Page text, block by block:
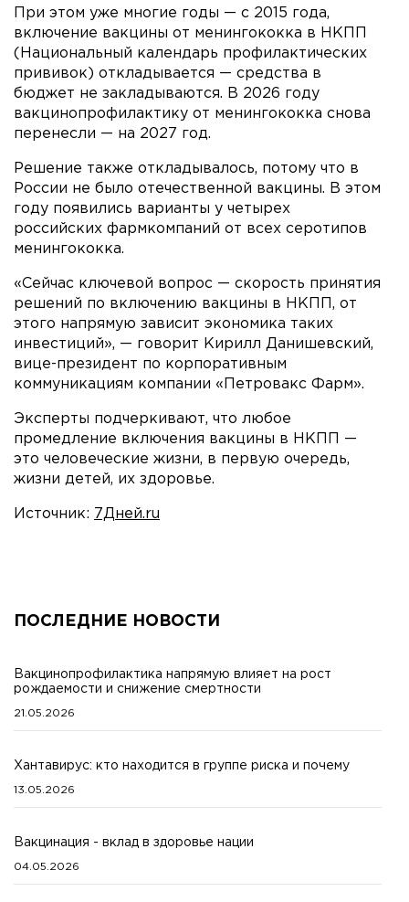
При этом уже многие годы — с 2015 года,
включение вакцины от менингококка в НКПП
(Национальный календарь профилактических
прививок) откладывается — средства в
бюджет не закладываются. В 2026 году
вакцинопрофилактику от менингококка снова
перенесли — на 2027 год.
Решение также откладывалось, потому что в
России не было отечественной вакцины. В этом
году появились варианты у четырех
российских фармкомпаний от всех серотипов
менингококка.
«Сейчас ключевой вопрос — скорость принятия
решений по включению вакцины в НКПП, от
этого напрямую зависит экономика таких
инвестиций», — говорит Кирилл Данишевский,
вице-президент по корпоративным
коммуникациям компании «Петровакс Фарм».
Эксперты подчеркивают, что любое
промедление включения вакцины в НКПП —
это человеческие жизни, в первую очередь,
жизни детей, их здоровье.
Источник: 7Дней.ru
ПОСЛЕДНИЕ НОВОСТИ
Вакцинопрофилактика напрямую влияет на рост
рождаемости и снижение смертности
21.05.2026
Хантавирус: кто находится в группе риска и почему
13.05.2026
Вакцинация - вклад в здоровье нации
04.05.2026